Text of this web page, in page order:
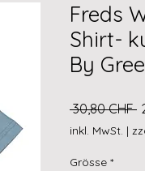
Freds
Shirt-
By
30,80 CHF
inkl. MwSt. |
Grösse *